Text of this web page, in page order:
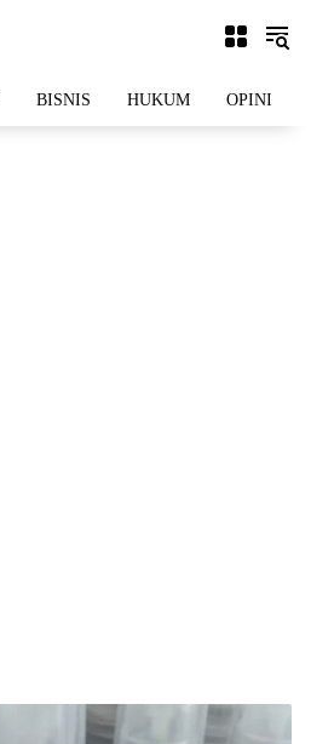
BISNIS HUKUM OPINI